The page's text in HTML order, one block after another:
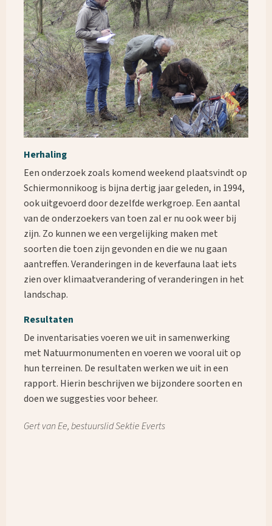
Waar ben je naar op zoek?
Herhaling
Een onderzoek zoals komend weekend plaatsvindt op
Schiermonnikoog is bijna dertig jaar geleden, in 1994,
ook uitgevoerd door dezelfde werkgroep. Een aantal
van de onderzoekers van toen zal er nu ook weer bij
zijn. Zo kunnen we een vergelijking maken met
soorten die toen zijn gevonden en die we nu gaan
aantreffen. Veranderingen in de keverfauna laat iets
zien over klimaatverandering of veranderingen in het
landschap.
Resultaten
De inventarisaties voeren we uit in samenwerking
met Natuurmonumenten en voeren we vooral uit op
hun terreinen. De resultaten werken we uit in een
rapport. Hierin beschrijven we bijzondere soorten en
doen we suggesties voor beheer.
Gert van Ee, bestuurslid Sektie Everts